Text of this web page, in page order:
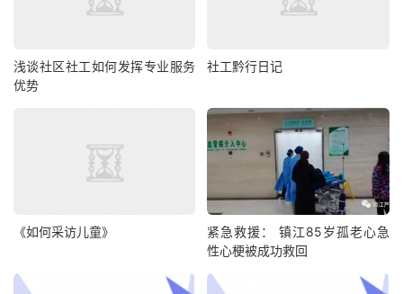
浅谈社区社工如何发挥专业服务
优势
社工黔行日记
《如何采访儿童》
紧急救援： 镇江85岁孤老心急
性心梗被成功救回